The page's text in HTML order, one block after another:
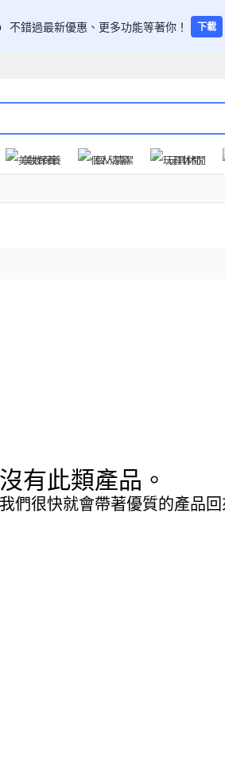
不錯過最新優惠、更多功能等著你！ 下載
美妝保養 個人清潔 玩具休閒
沒有此類產品。
我們很快就會帶著優質的產品